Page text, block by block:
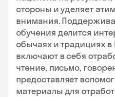
стороны и уделяет
внимания.
обучения делится
обычаях и традициях в
включают в себя
чтение, письмо,
предоставляет
материалы для